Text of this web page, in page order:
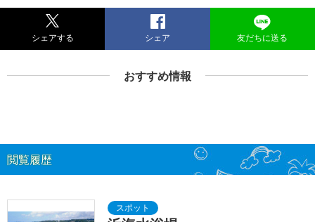
シェアする シェア 友だちに送る
おすすめ情報
閲覧履歴